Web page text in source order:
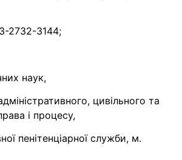
2732-3144;
наук,
цивільного та
і процесу,
пенітенціарної служби, м.